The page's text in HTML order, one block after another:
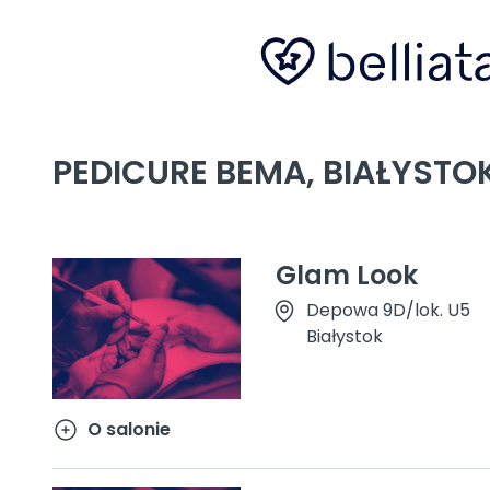
PEDICURE BEMA,
Glam Look
Depowa 9D/lok. U5
Białystok
O salonie